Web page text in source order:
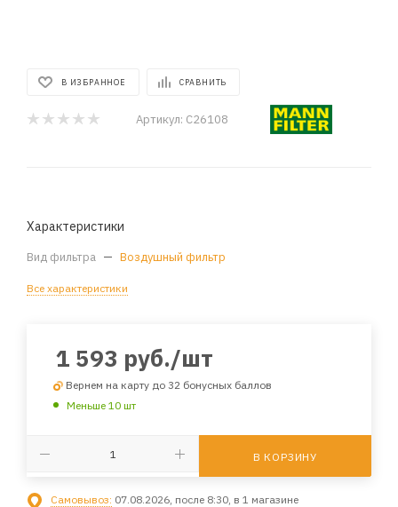
В ИЗБРАННОЕ СРАВНИТЬ
Артикул: C26108
Характеристики
Вид фильтра — Воздушный фильтр
Все характеристики
1 593 руб./шт
Вернем на карту до 32 бонусных баллов
Меньше 10 шт
В КОРЗИНУ
Самовывоз: 07.08.2026, после 8:30, в 1 магазине